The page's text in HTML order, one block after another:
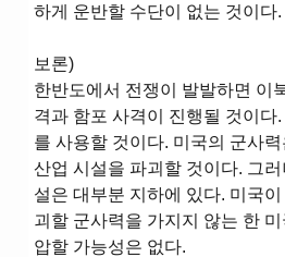
하게 운반할 수단이 없는 것이다.
보론)
한반도에서 전쟁이 발발하면 이
격과 함포 사격이 진행될 것이다.
를 사용할 것이다. 미국의 군사
산업 시설을 파괴할 것이다. 그러
설은 대부분 지하에 있다. 미국
괴할 군사력을 가지지 않는 한
압할 가능성은 없다.